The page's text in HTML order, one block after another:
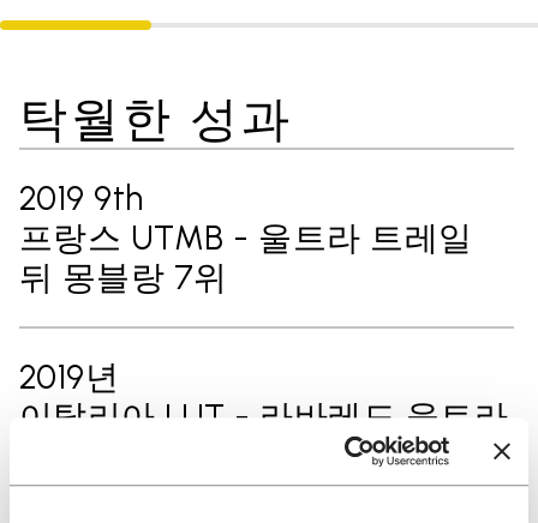
탁월한 성과
2019 9th
프랑스 UTMB - 울트라 트레일
뒤 몽블랑 7위
2019년
이탈리아 LUT - 라바레도 울트라